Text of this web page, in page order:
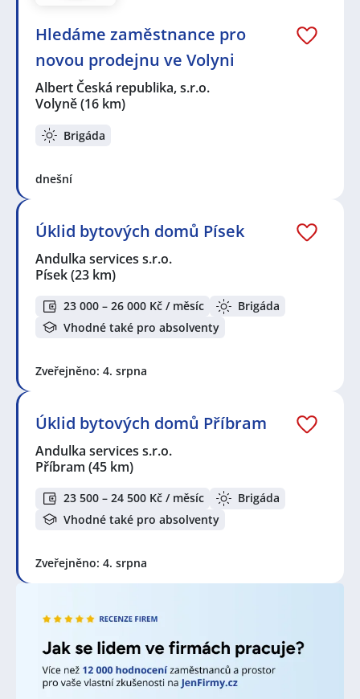
republika, s.r.o. ,Andulka services s.r.o.
ManpowerGroup s.r.o.
Seznam lokalit v zobrazených inzerátech:
Celá ČR,Štěkeň,Volyně Písek
Hledáme zaměstnance pro
novou prodejnu ve Volyni
Albert Česká republika, s.r.o.
Volyně(16 km)
Brigáda
dnešní
Úklid bytových domů Písek
Andulka services s.r.o.
Písek(23 km)
23 000 – 26 000 Kč / měsíc
Brigáda
Vhodné také pro absolventy
Zveřejněno: 4. srpna
Úklid bytových domů Příbram
Andulka services s.r.o.
Příbram (45 km)
23 500 – 24 500 Kč / měsíc
Brigáda
Vhodné také pro absolventy
Zveřejněno: 4. srpna